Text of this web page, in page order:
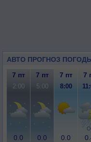
АВТО ПРОГНОЗ
7 пт 7 пт 7 пт 7
2:00 5:00 8:00
0.0 0.0 0.0